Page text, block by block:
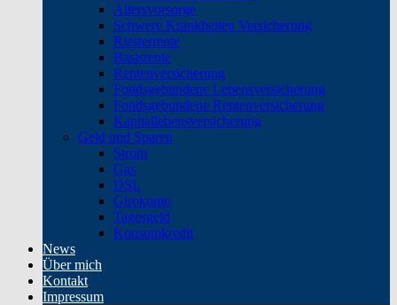
Altersvorsorge
Schwere Krankheiten Versicherung
Riesterrente
Basisrente
Rentenversicherung
Fondsgebundene Lebensversicherung
Fondsgebundene Rentenversicherung
Kapitallebensversicherung
Geld und Sparen
Strom
Gas
DSL
Girokonto
Tagesgeld
Konsumkredit
News
Über mich
Kontakt
Impressum